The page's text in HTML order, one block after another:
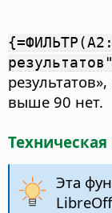
выше 90 нет.
Эта